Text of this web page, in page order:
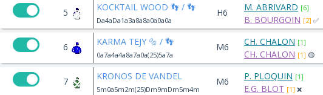
5 KOCKTAIL WOOD 👣 / 👣
Da4aDa1a3a8a8a0a0a0a
H6 M. ABRIVARD [6]
B. BOURGOIN [2] ✅
6 KARMA TEJY 🔩 / 👣
0a7a4a4a8a7a0a(25)5a7a
M6 CH. CHALON [1]
CH. CHALON [1] 🟡
7 KRONOS DE VANDEL
5m0a5m2m(25)Dm9mDm5m4m
M6 P. PLOQUIN [1]
E.G. BLOT [1] ❌